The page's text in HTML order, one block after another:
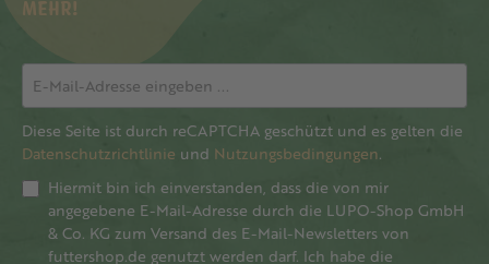
MEHR!
Diese Seite ist durch reCAPTCHA geschützt und es gelten die
Datenschutzrichtlinie und Nutzungsbedingungen
Hiermit bin ich einverstanden, dass die von mir
angegebene E-Mail-Adresse durch die LUPO-Shop GmbH
& Co. KG zum Versand des E-Mail-Newsletters von
futtershop.de genutzt werden darf. Ich habe die